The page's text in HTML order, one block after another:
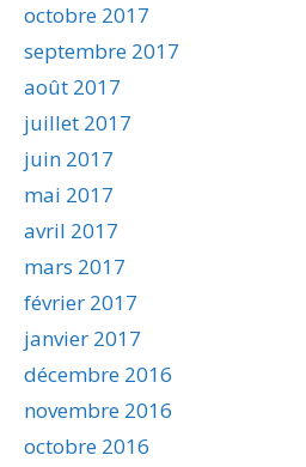
octobre 2017
septembre 2017
août 2017
juillet 2017
juin 2017
mai 2017
avril 2017
mars 2017
février 2017
janvier 2017
décembre 2016
novembre 2016
octobre 2016